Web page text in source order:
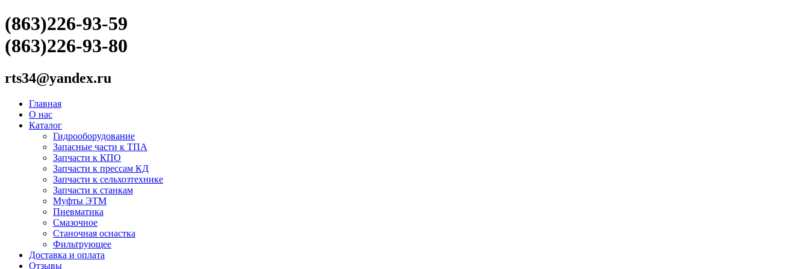
(863)226-93-59
(863)226-93-80
rts34@yandex.ru
Главная
О нас
Каталог
Гидрооборудование
Запасные части к ТПА
Запчасти к КПО
Запчасти к прессам КД
Запчасти к сельхозтехнике
Запчасти к станкам
Муфты ЭТМ
Пневматика
Смазочное
Станочная оснастка
Фильтрующее
Доставка и оплата
Отзывы